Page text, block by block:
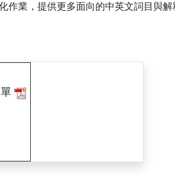
業，提供更多面向的中英文詞目與解